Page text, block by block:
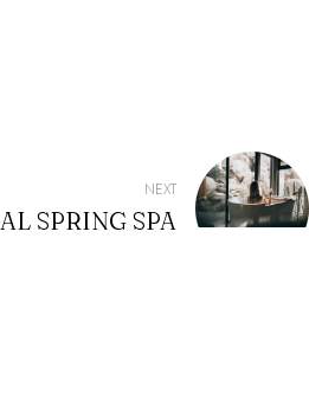
NEXT
SPRING SPA